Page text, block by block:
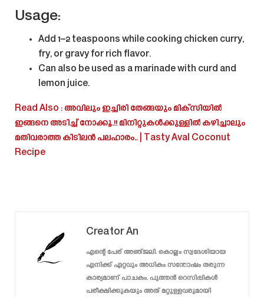
Usage:
Add 1–2 teaspoons while cooking chicken curry,
fry, or gravy for rich flavor.
Can also be used as a marinade with curd and
lemon juice.
Read Also : അവിലും ഇച്ചിരി തേങ്ങയും മിക്സിയിൽ
ഇങ്ങനെ അടിച്ച് നോക്കൂ.!! മിനിറ്റുകൾക്കുള്ളിൽ കഴിച്ചാലും
മതിവരാത്ത കിടിലൻ പലഹാരം.. | Tasty Aval Coconut
Recipe
Creator An
എന്റെ പേര് അഞ്ജലി. കൊല്ലം സ്വദേശിയായ
എനിക്ക് ഏറ്റവും അധികം സന്തോഷം തരുന്ന
കാര്യമാണ് പാചകം. പുത്തൻ റെസിപ്പികൾ
പരീക്ഷിക്കുകയും അത് മറ്റുള്ളവരുമായി